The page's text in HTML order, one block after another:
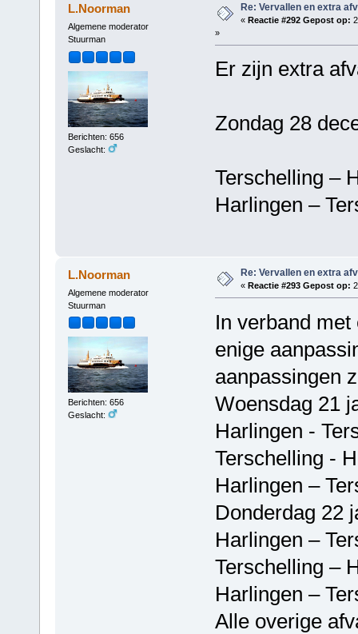
L.Noorman
Algemene moderator
Stuurman
Berichten: 656
Geslacht:
Re: Vervallen en extra
« Reactie #292 Gepost op:
»
Er zijn extra
Zondag 28
Terschelling
Harlingen –
L.Noorman
Algemene moderator
Stuurman
Berichten: 656
Geslacht:
Re: Vervallen en extra
« Reactie #293 Gepost op:
In verband
enige
aanpassingen
Woensdag 21
Harlingen -
Terschelling -
Harlingen –
Donderdag 22
Harlingen –
Terschelling –
Harlingen –
Alle overige